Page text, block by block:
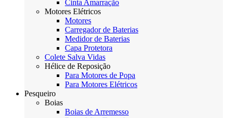
Cinta Amarração
Motores Elétricos
Motores
Carregador de Baterias
Medidor de Baterias
Capa Protetora
Colete Salva Vidas
Hélice de Reposição
Para Motores de Popa
Para Motores Elétricos
Pesqueiro
Boias
Boias de Arremesso